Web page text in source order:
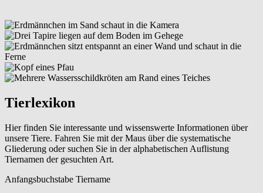
Tierlexikon
Hier finden Sie interessante und wissenswerte Informationen über
unsere Tiere. Fahren Sie mit der Maus über die systematische
Gliederung oder suchen Sie in der alphabetischen Auflistung
Tiernamen der gesuchten Art.
Anfangsbuchstabe Tiername